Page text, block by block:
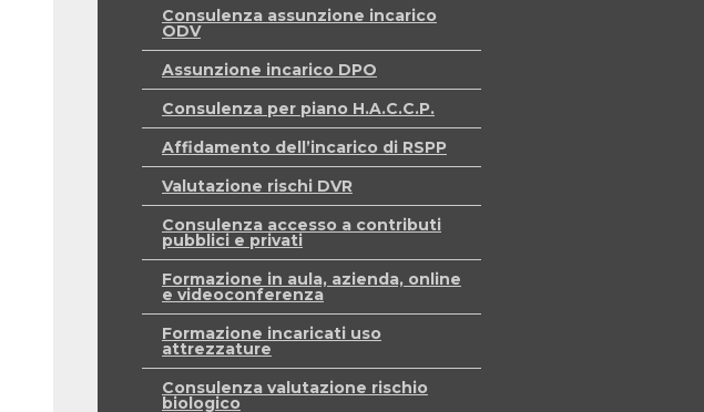
Consulenza assunzione incarico
ODV
Assunzione incarico DPO
Consulenza per piano H.A.C.C.P.
Affidamento dell’incarico di RSPP
Valutazione rischi DVR
Consulenza accesso a contributi
pubblici e privati
Formazione in aula, azienda, online
e videoconferenza
Formazione incaricati uso
attrezzature
Consulenza valutazione rischio
biologico